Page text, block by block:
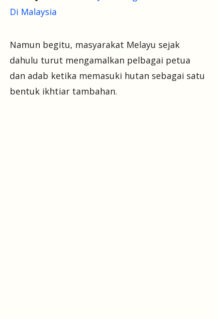
Di Malaysia
Namun begitu, masyarakat Melayu sejak
dahulu turut mengamalkan pelbagai petua
dan adab ketika memasuki hutan sebagai satu
bentuk ikhtiar tambahan.